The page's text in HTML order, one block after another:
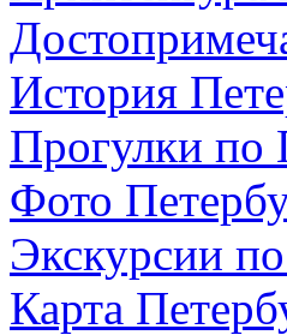
История
Прогулки по
Фото
Экскурсии
Карта